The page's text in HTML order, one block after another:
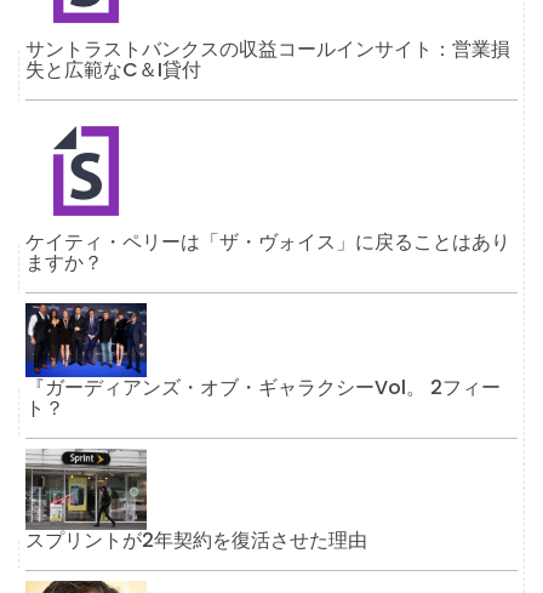
サントラストバンクスの収益コールインサイト：営業損
失と広範なC＆I貸付
ケイティ・ペリーは「ザ・ヴォイス」に戻ることはあり
ますか？
『ガーディアンズ・オブ・ギャラクシーVol。 2フィー
ト？
スプリントが2年契約を復活させた理由